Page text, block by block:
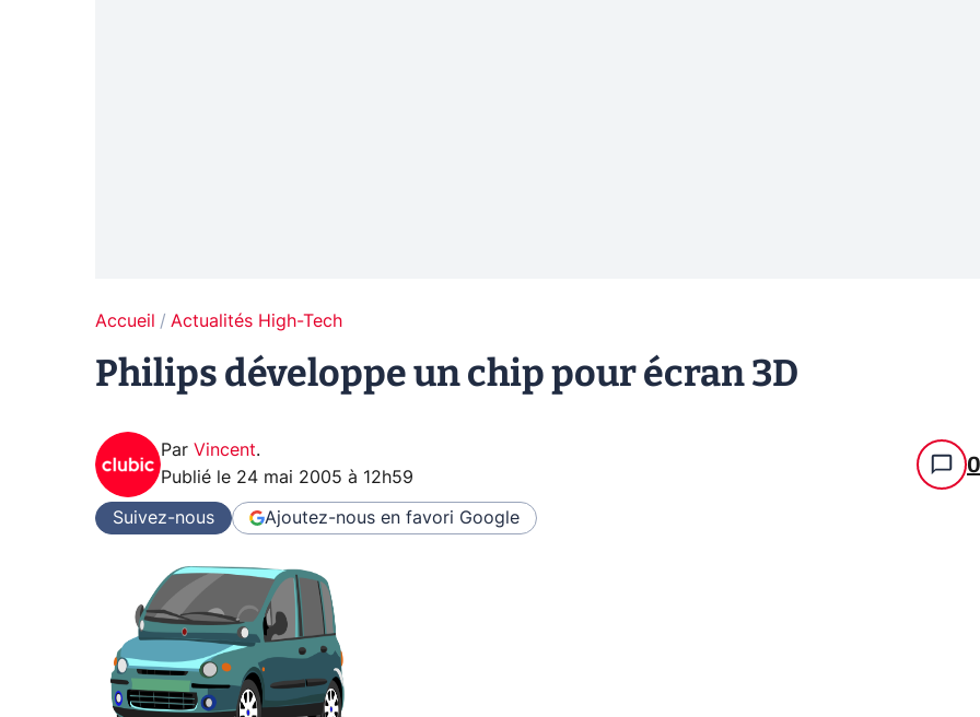
Accueil Actualités High-Tech
Philips développe un chip pour écran 3D
Par Vincent.
Publié le 24 mai 2005 à 12h59 0
Suivez-nous Ajoutez-nous en favori Google